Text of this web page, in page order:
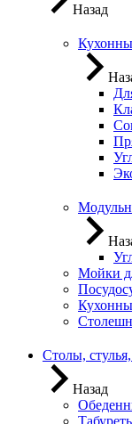
Назад
Мойки
Столы,
Назад